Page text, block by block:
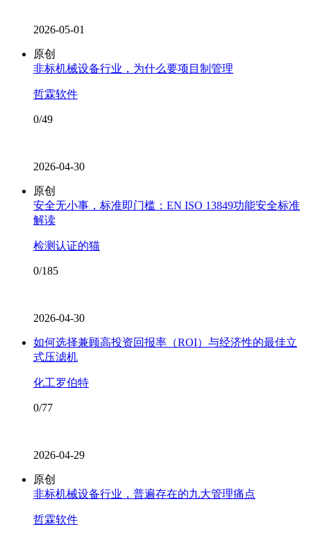
2026-05-01
原创
非标机械设备行业，为什么要项目制管理
哲霖软件
0/49
2026-04-30
原创
安全无小事，标准即门槛：EN ISO 13849功能安全标准
解读
检测认证的猫
0/185
2026-04-30
如何选择兼顾高投资回报率（ROI）与经济性的最佳立
式压滤机
化工罗伯特
0/77
2026-04-29
原创
非标机械设备行业，普遍存在的九大管理痛点
哲霖软件